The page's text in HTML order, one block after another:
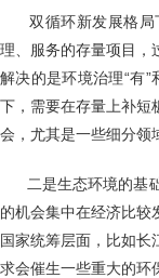
双循环新发展格局
理、服务的存量项目，
解决的是环境治理“有”
下，需要在存量上补短
会，尤其是一些细分领
二是生态环境的基础
的机会集中在经济比较
国家统筹层面，比如
求会催生一些重大的环